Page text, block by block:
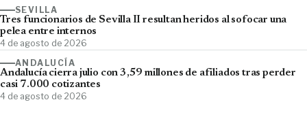
SEVILLA
Tres funcionarios de Sevilla II resultan heridos al sofocar una
pelea entre internos
4 de agosto de 2026
ANDALUCÍA
Andalucía cierra julio con 3,59 millones de afiliados tras perder
casi 7.000 cotizantes
4 de agosto de 2026